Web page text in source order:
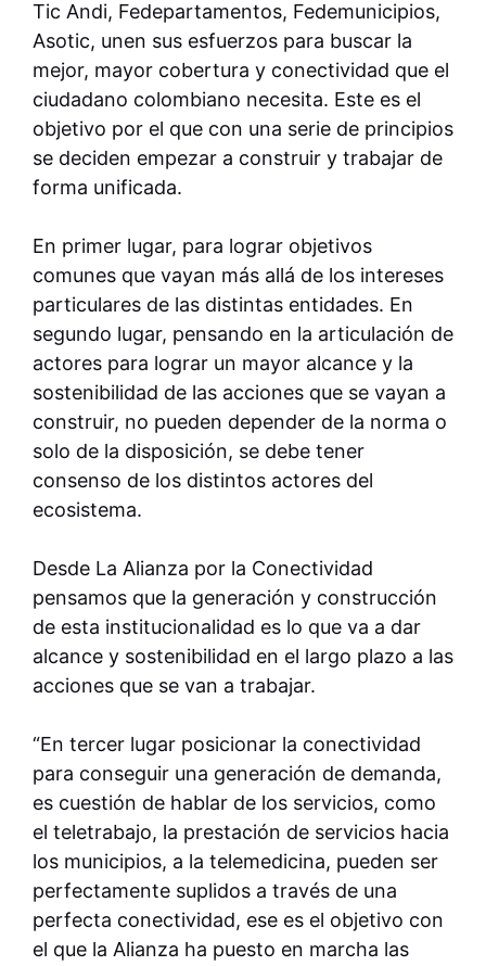
Tic Andi, Fedepartamentos, Fedemunicipios,
Asotic, unen sus esfuerzos para buscar la
mejor, mayor cobertura y conectividad que el
ciudadano colombiano necesita. Este es el
objetivo por el que con una serie de principios
se deciden empezar a construir y trabajar de
forma unificada.
En primer lugar, para lograr objetivos
comunes que vayan más allá de los intereses
particulares de las distintas entidades. En
segundo lugar, pensando en la articulación de
actores para lograr un mayor alcance y la
sostenibilidad de las acciones que se vayan a
construir, no pueden depender de la norma o
solo de la disposición, se debe tener
consenso de los distintos actores del
ecosistema.
Desde La Alianza por la Conectividad
pensamos que la generación y construcción
de esta institucionalidad es lo que va a dar
alcance y sostenibilidad en el largo plazo a las
acciones que se van a trabajar.
“En tercer lugar posicionar la conectividad
para conseguir una generación de demanda,
es cuestión de hablar de los servicios, como
el teletrabajo, la prestación de servicios hacia
los municipios, a la telemedicina, pueden ser
perfectamente suplidos a través de una
perfecta conectividad, ese es el objetivo con
el que la Alianza ha puesto en marcha las